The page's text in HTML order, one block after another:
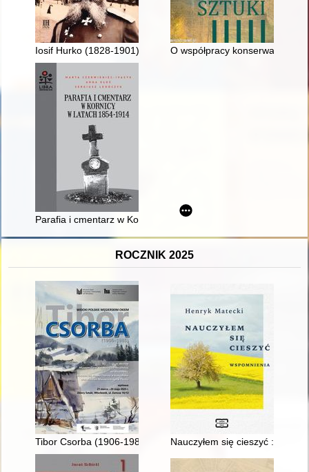
Iosif Hurko (1828-1901) : studium przypadku imperiologii
O współpracy konserwatorów
Parafia i cmentarz w Kornicy w latach 1854-1914
ROCZNIK 2025
Tibor Csorba (1906-1985) : widoki polskie węgierskim okiem
Nauczyłem się cieszyć :